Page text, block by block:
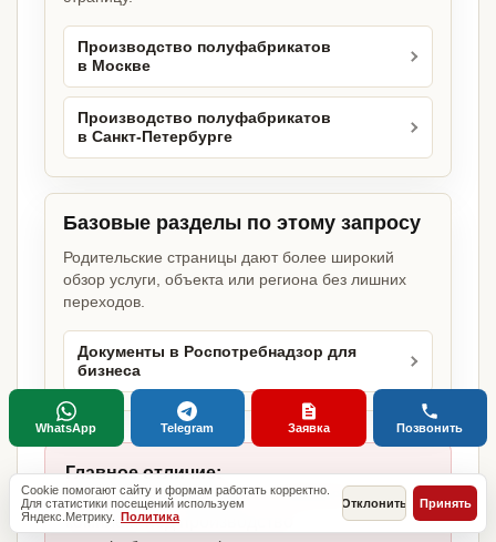
Производство полуфабрикатов
в Москве
Производство полуфабрикатов
в Санкт-Петербурге
Базовые разделы по этому запросу
Родительские страницы дают более широкий
обзор услуги, объекта или региона без лишних
переходов.
Документы в Роспотребнадзор для
бизнеса
Главное отличие:
не копируем шаблоны, а собираем
комплект под производство
Cookie помогают сайту и формам работать корректно.
Для статистики посещений используем
Яндекс.Метрику. Политика
Отклонить Принять
WhatsApp Telegram Заявка Позвонить